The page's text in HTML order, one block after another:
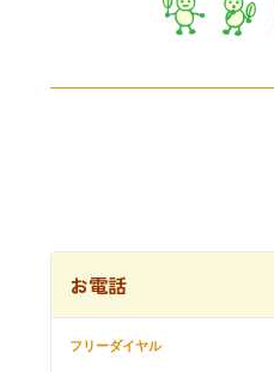
お電話
フリーダイヤル